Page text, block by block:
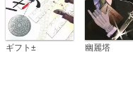
ギフト± 幽麗塔